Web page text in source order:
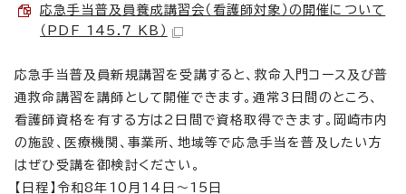
応急手当普及員養成講習会（看護師対象）の開催について
（PDF 145.7 KB）
応急手当普及員新規講習を受講すると、救命入門コース及び普
通救命講習を講師として開催できます。通常3日間のところ、
看護師資格を有する方は2日間で資格取得できます。岡崎市内
の施設、医療機関、事業所、地域等で応急手当を普及したい方
はぜひ受講を御検討ください。
【日程】令和8年10月14日～15日